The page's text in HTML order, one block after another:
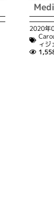
2020年
ィジ